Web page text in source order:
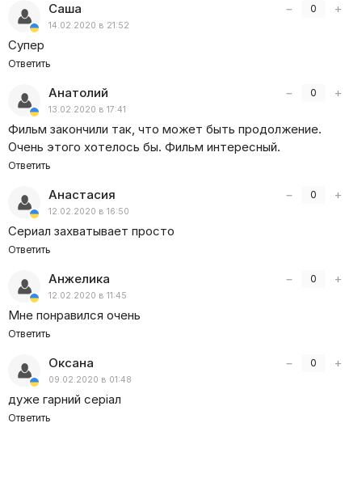
− 0 +
Саша
14.02.2020 в 21:52
Супер
Ответить
− 0 +
Анатолий
13.02.2020 в 17:41
Фильм закончили так, что может быть продолжение.
Очень этого хотелось бы. Фильм интересный.
Ответить
− 0 +
Анастасия
12.02.2020 в 16:50
Сериал захватывает просто
Ответить
− 0 +
Анжелика
12.02.2020 в 11:45
Мне понравился очень
Ответить
− 0 +
Оксана
09.02.2020 в 01:48
дуже гарний серіал
Ответить